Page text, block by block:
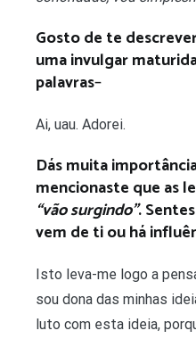
Gosto de te
uma invulgar
palavras–
Ai, uau. Adorei.
Dás muita
mencionaste que as
“vão surgindo”.
vem de ti ou há
Isto leva-me logo a
sou dona das minhas
luto com esta ideia,